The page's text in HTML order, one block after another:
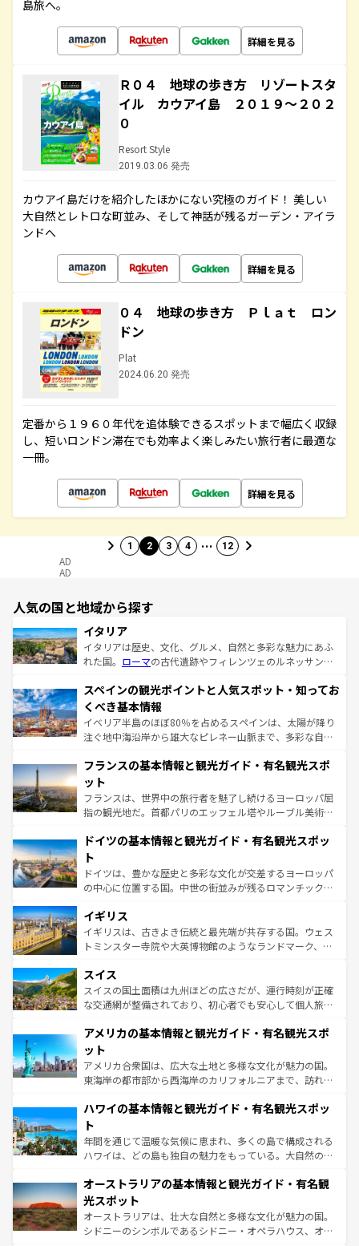
島旅へ。
詳細を見る
Ｒ０４ 地球の歩き方 リゾートスタ
イル カウアイ島 ２０１９～２０２
０
Resort Style
2019.03.06 発売
カウアイ島だけを紹介したほかにない究極のガイド！ 美しい
大自然とレトロな町並み、そして神話が残るガーデン・アイラ
ンドへ
詳細を見る
０４ 地球の歩き方 Ｐｌａｔ ロン
ドン
Plat
2024.06.20 発売
定番から１９６０年代を追体験できるスポットまで幅広く収録
し、短いロンドン滞在でも効率よく楽しみたい旅行者に最適な
一冊。
詳細を見る
1 2 3 4 … 12
AD
AD
人気の国と地域から探す
イタリア
イタリアは歴史、文化、グルメ、自然と多彩な魅力にあふ
れた国。 ローマの古代遺跡やフィレンツェのルネッサンス
ろん、トスカーナの美しい田園風景やアマルフィ海岸の絶
景など、自然景観も見逃せない。観光の合間には、本場の
ピザやパスタなど、絶品のイタリア料理を堪能することも
できる。朝目覚めてから夜眠るまで、すべての瞬間を楽し
なお、新着のイタリア情報はコンテンツ一覧を参照してほ
しい。
スペインの観光ポイントと人気スポット・知ってお
くべき基本情報
イベリア半島のほぼ80％を占めるスペインは、太陽が降り
注ぐ地中海沿岸から雄大なピレネー山脈まで、多彩な自然
文化が根付くこの国では、情熱的なフラメンコ、熱気あふ
れる闘牛、そして美味しいタパスが生活の一部となってい
る。首都マドリードの洗練された雰囲気や、バルセロナの
アートに溢れた街角から、地方では古代ローマ遺跡や中世
せる。地方によって風土や気候が異なるスペインはその個
ンテンツ一覧 を参照してほしい。
フランスの基本情報と観光ガイド・有名観光スポ
ット
フランスは、世界中の旅行者を魅了し続けるヨーロッパ屈
指の観光地だ。首都パリのエッフェル塔やルーブル美術館
で、幅広い魅力が詰まっている。華麗な宮殿、歴史的な大
聖堂、美しいビーチ、そして豊かな自然が、訪れる者を心
から魅了する。また、フランスは美食の国としても知ら
れ、フランス料理はユネスコ無形文化遺産にも登録されて
香り高いラベンダー畑など、多彩な楽しみ方が可能だ。さ
らに、パリ以外の地域にも魅力が溢れており、どの街角に
も豊かな歴史と文化が息づいている。パリ以外の個性あふ
を参照してほしい。
ドイツの基本情報と観光ガイド・有名観光スポッ
ト
ドイツは、豊かな歴史と多彩な文化が交差するヨーロッパ
の中心に位置する国。中世の街並みが残るロマンチック街
顔を持つこの国は、どこを歩いても飽きることがない。ベ
ルリンの文化的活気、バイエルン州のアルプスの絶景、そ
してライン川沿いのワイン畑といった風景は必見。ビール
は、お酒好きな人にはぜひ体験してほしい。 なお、新着の
ドイツ情報はコンテンツ一覧を参照してほしい。
イギリス
イギリスは、古きよき伝統と最先端が共存する国。ウェス
トミンスター寺院や大英博物館のようなランドマーク、歴
リアごとに異なる魅力がある。また、優雅なアフタヌーン
ティー、ビール好きにはたまらない英国パブ、サッカー観
戦など、本場だからこそできる体験も豊富。イギリスを旅
ンツ一覧を参照してほしい。
スイス
スイスの国土面積は九州ほどの広さだが、運行時刻が正確
な交通網が整備されており、初心者でも安心して個人旅行
の建物がそのまま残る町や、スイスならではのユニークな
博物館もあり、アルプス観光だけでなく町歩きも満喫する
ことができる。国民の所得が高いため物価も高いが、旅行
者向けの交通パス提供のサービスもあり、うまく活用すれ
着のスイス情報はコンテンツ一覧を参照してほしい。
アメリカの基本情報と観光ガイド・有名観光スポ
ット
アメリカ合衆国は、広大な土地と多様な文化が魅力の国。
東海岸の都市部から西海岸のカリフォルニアまで、訪れる
のような巨大都市は、観光、ショッピング、エンターテイ
ンメントが詰まった刺激的なスポットだ。一方、アメリカ
西部には大自然が広がり、グランドキャニオンやイエロー
ストーン国立公園といった絶景が堪能できる。さらに、南
文化が魅力。旅行者はアメリカの各地域で異なる魅力を楽
しみながら、その多様性と豊かな歴史を感じることができ
るだろう。車でのロードトリップや列車の旅も、アメリカ
ならではの贅沢な旅のスタイルだ。 なお、新着のアメリカ
情報は コンテンツ一覧 を参照してほしい。
ハワイの基本情報と観光ガイド・有名観光スポッ
ト
年間を通じて温暖な気候に恵まれ、多くの島で構成される
ハワイは、どの島も独自の魅力をもっている。大自然の神
ワイ島は見逃せない。また、定番の観光地といえばオアフ
島だが、静かな自然を求めるならマウイ島やカウアイ島が
おすすめ。エメラルドグリーンに輝く海をはじめ、豊かな
文化や歴史が息づいている。「アロハスピリット」と呼ば
オーストラリアの基本情報と観光ガイド・有名観
光スポット
オーストラリアは、壮大な自然と多様な文化が魅力の国。
シドニーのシンボルであるシドニー・オペラハウス、オー